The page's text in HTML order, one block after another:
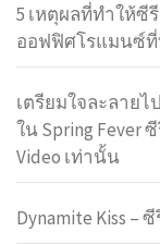
5 เหตุผลที่ทำให้ซีรี
ออฟฟิศโรแมนซ์
เตรียมใจละลาย
ใน Spring Fever
Video เท่านั้น
Dynamite Kiss –